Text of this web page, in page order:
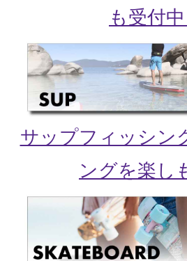
も受付中
サップフィッシン
ングを楽し